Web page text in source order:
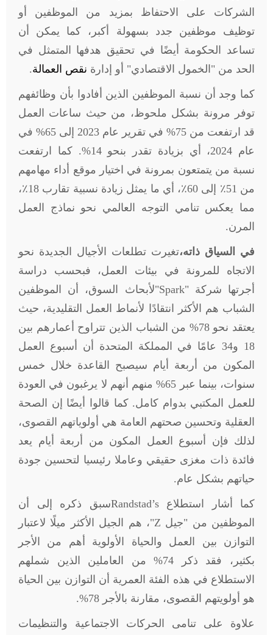
الشركات على الاحتفاظ بمزيد من الموظفين أو
توظيف موظفين جدد بسهولة أكبر، كما يمكن أن
تساعد الحكومة أيضًا في تحقيق هدفها المتمثل في
الحد من "الخمول الاقتصادي" أو إدارة نقص العمالة.
كما وجد أن نسبة الموظفين الذين أفادوا بأن وظائفهم
توفر مرونة بشكل ملحوظ، من حيث ساعات العمل
قد ارتفعت من 75% في تقرير عام 2023 إلى 65% في
عام 2024، أي بزيادة تقدر بنحو 14%. كما ارتفعت
نسبة من يتمتعون بمرونة في اختيار موقع أداء مهامهم
من 51٪ إلى 60٪، أي ما يمثل زيادة نسبية تقارب 18٪،
مما يعكس تنامي التوجه العالمي نحو نماذج العمل
المرن.
في السياق ذاته،تغيرت تطلعات الأجيال الجديدة نحو
الاتجاه للمرونة في بيئات العمل، فبحسب دراسة
أجرتها شركة "Spark"لأبحاث السوق، أن الموظفين
الشباب هم الأكثر انتقادًا لأنماط العمل التقليدية، حيث
يعتقد نحو 78% من الشباب الذين تتراوح أعمارهم بين
18 و34 عامًا في المملكة المتحدة أن أسبوع العمل
المكون من أربعة أيام سيصبح القاعدة خلال خمس
سنوات، بينما عبر 65% منهم أنهم لا يرغبون في العودة
للعمل المكتبي بدوام كامل. كما قالوا أيضًا إن الصحة
العقلية وتحسين صحتهم العامة هي أولوياتهم القصوى،
لذلك فإن أسبوع العمل المكون من أربعة أيام يعد
فائدة ذات مغزى حقيقي وعاملا رئيسيا لتحسين جودة
حياتهم بشكل عام.
كما أشار استطلاعRandstad’sسبق ذكره إلى أن
الموظفين من "جيل Z"، هم الجيل الأكثر ميلًا لاعتبار
التوازن بين العمل والحياة الأولوية أهم من الأجر
بكثير، فقد ذكر 74% من العاملين الذين شملهم
الاستطلاع في هذه الفئة العمرية أن التوازن بين الحياة
هو أولويتهم القصوى، مقارنة بالأجر 78%.
علاوة على تنامى الحركات الاجتماعية والتنظيمات